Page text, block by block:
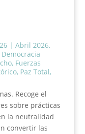
| Abril 2026,
Democracia
, Fuerzas
, Paz Total,
Recoge el
sobre prácticas
la neutralidad
convertir las